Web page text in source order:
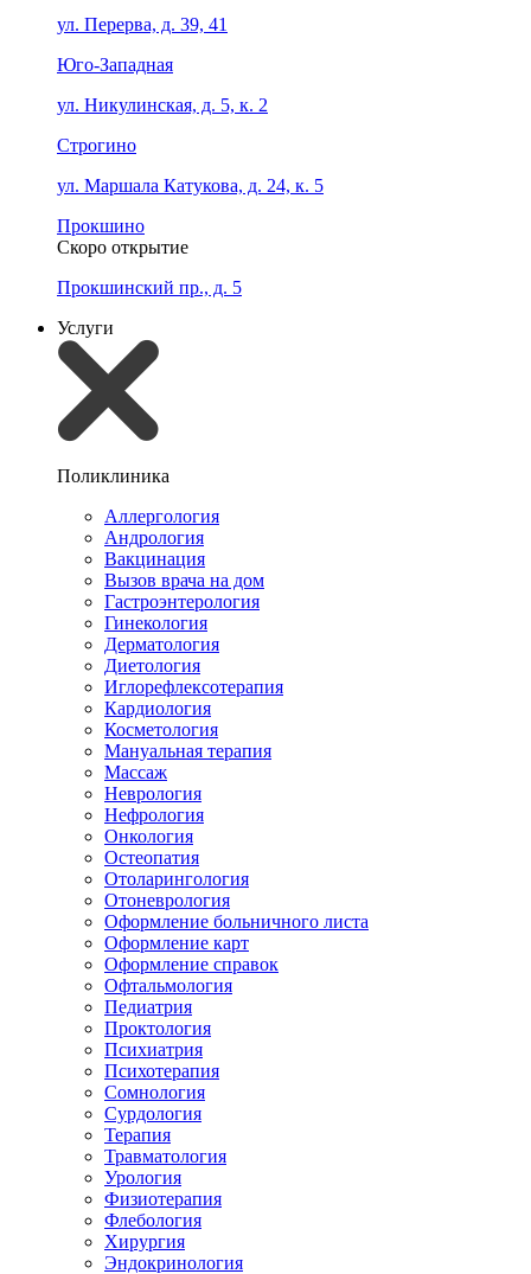
ул. Перерва, д. 39, 41
Юго-Западная
ул. Никулинская, д. 5, к. 2
Строгино
ул. Маршала Катукова, д. 24, к. 5
Прокшино
Скоро открытие
Прокшинский пр., д. 5
Услуги
Поликлиника
Аллергология
Андрология
Вакцинация
Вызов врача на дом
Гастроэнтерология
Гинекология
Дерматология
Диетология
Иглорефлексотерапия
Кардиология
Косметология
Мануальная терапия
Массаж
Неврология
Нефрология
Онкология
Остеопатия
Отоларингология
Отоневрология
Оформление больничного листа
Оформление карт
Оформление справок
Офтальмология
Педиатрия
Проктология
Психиатрия
Психотерапия
Сомнология
Сурдология
Терапия
Травматология
Урология
Физиотерапия
Флебология
Хирургия
Эндокринология